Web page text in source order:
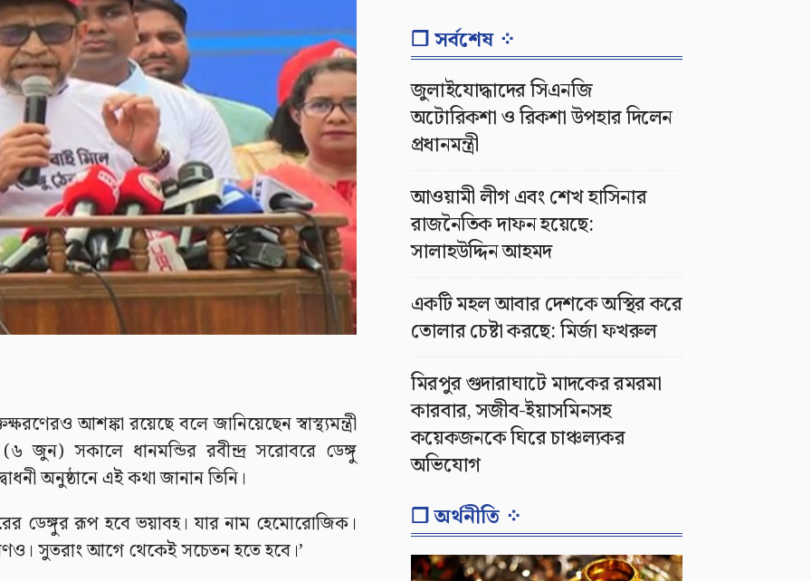
আশঙ্কা রয়েছে বলে জানিয়েছেন স্বাস্থ্যমন্ত্রী
জুন) সকালে ধানমন্ডির রবীন্দ্র সরোবরে ডেঙ্গু
অনুষ্ঠানে এই কথা জানান তিনি।
ডেঙ্গুর রূপ হবে ভয়াবহ। যার নাম হেমোরোজিক।
সুতরাং আগে থেকেই সচেতন হতে হবে।’
❐ সর্বশেষ ⁘
জুলাইযোদ্ধাদের সিএনজি
অটোরিকশা ও রিকশা উপহার দিলেন
প্রধানমন্ত্রী
আওয়ামী লীগ এবং শেখ হাসিনার
রাজনৈতিক দাফন হয়েছে:
সালাহউদ্দিন আহমদ
একটি মহল আবার দেশকে অস্থির করে
তোলার চেষ্টা করছে: মির্জা ফখরুল
মিরপুর গুদারাঘাটে মাদকের রমরমা
কারবার, সজীব-ইয়াসমিনসহ
কয়েকজনকে ঘিরে চাঞ্চল্যকর
অভিযোগ
❐ অর্থনীতি ⁘